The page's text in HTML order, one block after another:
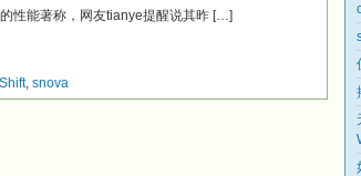
性能著称，网友tianye提醒说其昨 […]
, snova